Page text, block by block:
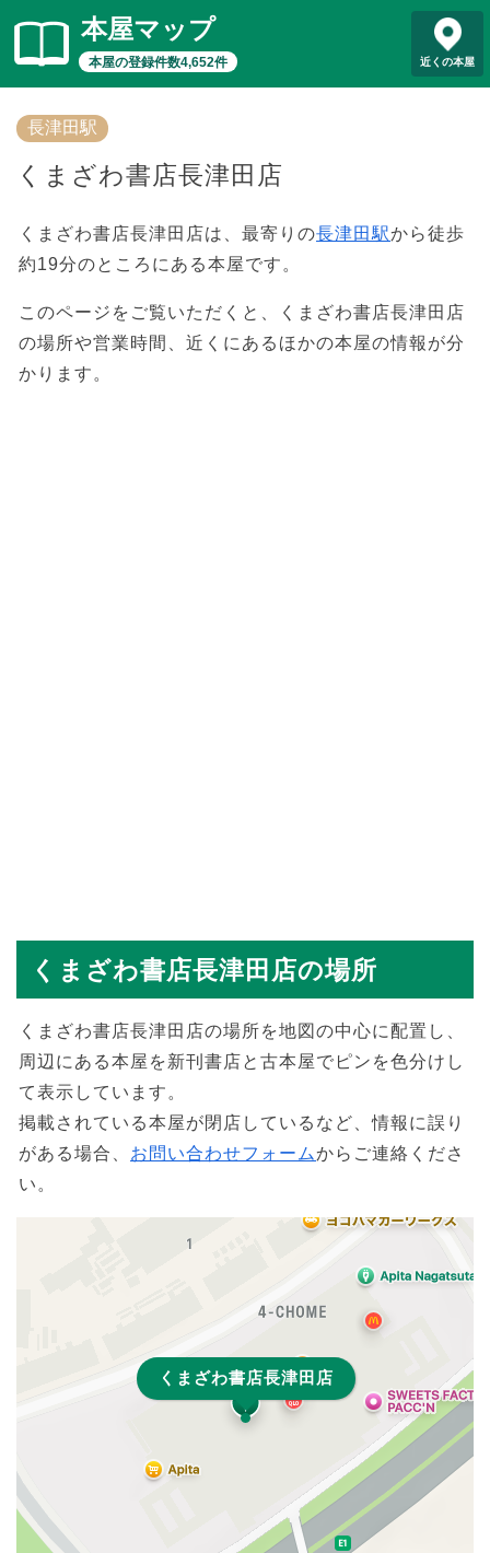
本屋マップ
本屋の登録件数4,652件 近くの本屋
長津田駅
くまざわ書店長津田店
くまざわ書店長津田店は、最寄りの長津田駅から徒歩
約19分のところにある本屋です。
このページをご覧いただくと、くまざわ書店長津田店
の場所や営業時間、近くにあるほかの本屋の情報が分
かります。
くまざわ書店長津田店の場所
くまざわ書店長津田店の場所を地図の中心に配置し、
周辺にある本屋を新刊書店と古本屋でピンを色分けし
て表示しています。
掲載されている本屋が閉店しているなど、情報に誤り
がある場合、 お問い合わせフォームからご連絡くださ
い。
くまざわ書店長津田店